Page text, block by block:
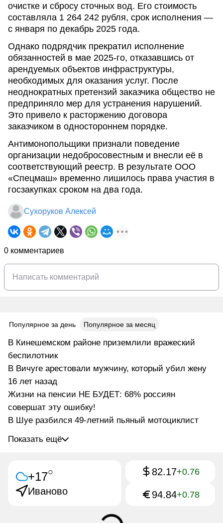
очистке и сбросу сточных вод. Его стоимость
составляла 1 264 242 рубля, срок исполнения —
с января по декабрь 2025 года.
Однако подрядчик прекратил исполнение
обязанностей в мае 2025-го, отказавшись от
арендуемых объектов инфраструктуры,
необходимых для оказания услуг. После
неоднократных претензий заказчика общество не
предприняло мер для устранения нарушений.
Это привело к расторжению договора
заказчиком в одностороннем порядке.
Антимонопольщики признали поведение
организации недобросовестным и внесли её в
соответствующий реестр. В результате ООО
«Спецмаш» временно лишилось права участия в
госзакупках сроком на два года.
Сухоруков Алексей
0 комментариев
Популярное за день Популярное за месяц
В Кинешемском районе приземлили вражеский
беспилотник
В Вичуге арестовали мужчину, который убил жену
16 лет назад
Жизни на пенсии НЕ БУДЕТ: 68% россиян
совершат эту ошибку!
В Шуе разбился 49-летний пьяный мотоциклист
Показать ещё
+17○
Иваново
82.17+0.76
94.84+0.78